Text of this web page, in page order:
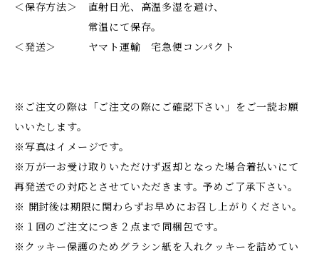
＜保存方法＞ 直射日光、高温多湿を避け、
常温にて保存。
＜発送＞ ヤマト運輸 宅急便コンパクト
※ご注文の際は「ご注文の際にご確認下さい」をご一読お願
いいたします。
※写真はイメージです。
※万が一お受け取りいただけず返却となった場合着払いにて
再発送での対応とさせていただきます。予めご了承下さい。
※ 開封後は期限に関わらずお早めにお召し上がりください。
※１回のご注文につき２点まで同梱包です。
※クッキー保護のためグラシン紙を入れクッキーを詰めてい